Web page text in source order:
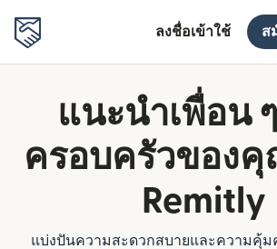
ลงชื่อเข้าใช้ ส
แนะนำเพื่อน
ครอบครัวของ
Remitly
แบ่งปันความสะดวกสบายและความคุ้ม